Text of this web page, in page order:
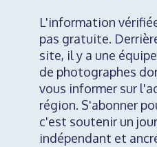
L'information
pas gratuite.
site, il y a une
de photographes
vous informer sur
région. S'abonner
c'est soutenir un
indépendant et